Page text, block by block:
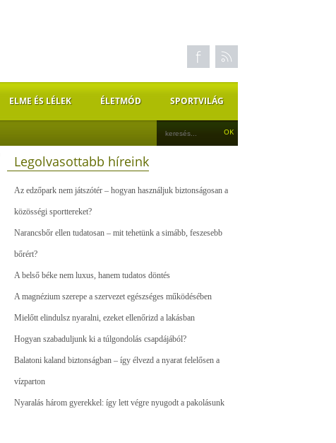
ELME ÉS LÉLEK ÉLETMÓD SPORTVILÁG
Legolvasottabb híreink
Az edzőpark nem játszótér – hogyan használjuk biztonságosan a
közösségi sporttereket?
Narancsbőr ellen tudatosan – mit tehetünk a simább, feszesebb
bőrért?
A belső béke nem luxus, hanem tudatos döntés
A magnézium szerepe a szervezet egészséges működésében
Mielőtt elindulsz nyaralni, ezeket ellenőrizd a lakásban
Hogyan szabaduljunk ki a túlgondolás csapdájából?
Balatoni kaland biztonságban – így élvezd a nyarat felelősen a
vízparton
Nyaralás három gyerekkel: így lett végre nyugodt a pakolásunk